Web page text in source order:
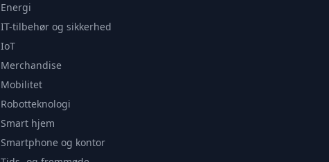
Energi
IT-tilbehør og sikkerhed
IoT
Merchandise
Mobilitet
Robotteknologi
Smart hjem
Smartphone og kontor